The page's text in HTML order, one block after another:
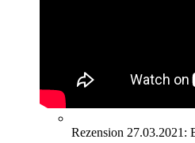
Rezension 27.03.2021: